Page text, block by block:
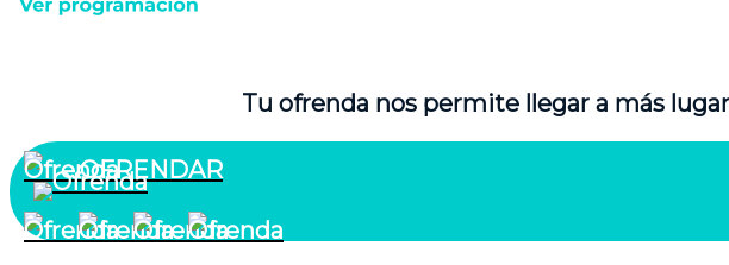
Tu ofrenda nos permite llegar a más
OFRENDAR